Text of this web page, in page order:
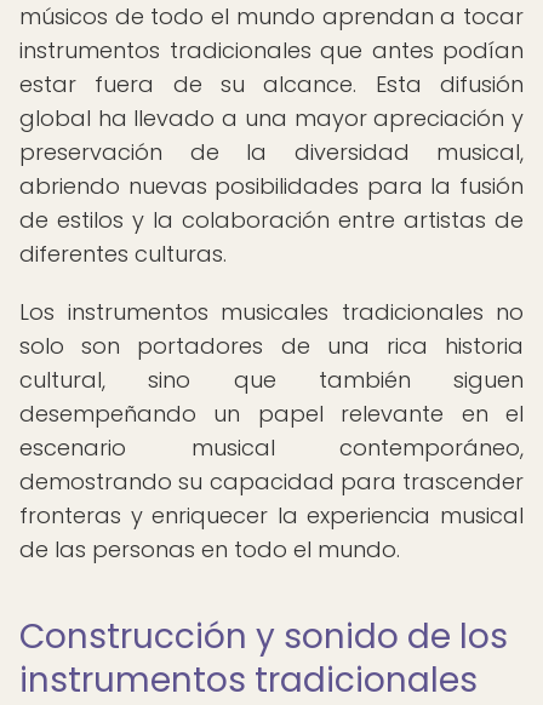
músicos de todo el mundo aprendan a tocar
instrumentos tradicionales que antes podían
estar fuera de su alcance. Esta difusión
global ha llevado a una mayor apreciación y
preservación de la diversidad musical,
abriendo nuevas posibilidades para la fusión
de estilos y la colaboración entre artistas de
diferentes culturas.
Los instrumentos musicales tradicionales no
solo son portadores de una rica historia
cultural, sino que también siguen
desempeñando un papel relevante en el
escenario musical contemporáneo,
demostrando su capacidad para trascender
fronteras y enriquecer la experiencia musical
de las personas en todo el mundo.
Construcción y sonido de los
instrumentos tradicionales